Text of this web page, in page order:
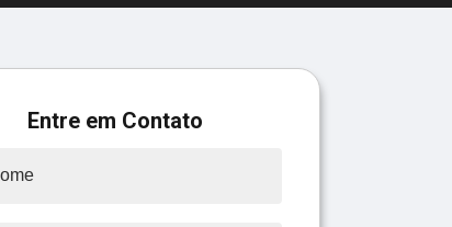
Entre em Contato